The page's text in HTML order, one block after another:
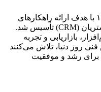
شرکت پرشین سی آر ام در سال ۱۳۹۸ با هدف ارائه راهکارهای
نوآورانه در حوزه مدیریت ارتباط با مشتریان (CRM) تأسیس شد.
بازاریابی و تجربه
روز دنیا، تلاش می‌کنند
برای رشد و موفقیت